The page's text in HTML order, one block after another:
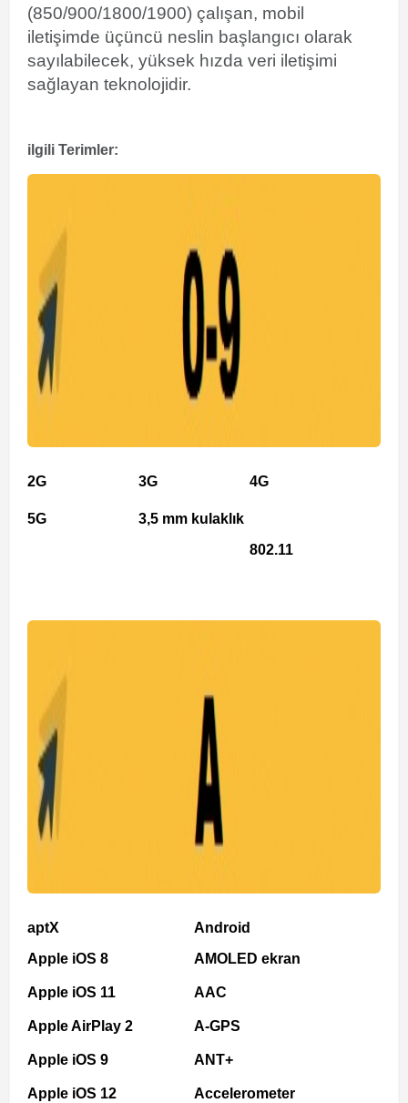
(850/900/1800/1900) çalışan, mobil
iletişimde üçüncü neslin başlangıcı olarak
sayılabilecek, yüksek hızda veri iletişimi
sağlayan teknolojidir.
ilgili Terimler:
2G 3G 4G
5G
3,5 mm kulaklık
802.11
aptX
Apple iOS 8
Apple iOS 11
Apple AirPlay 2
Apple iOS 9
Apple iOS 12
Android
AMOLED ekran
AAC
A-GPS
ANT+
Accelerometer